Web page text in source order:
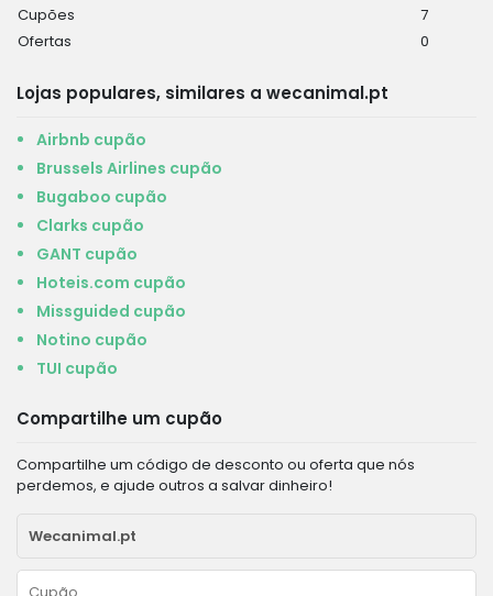
Cupões
7
Ofertas
0
Lojas populares, similares a wecanimal.pt
Airbnb cupão
Brussels Airlines cupão
Bugaboo cupão
Clarks cupão
GANT cupão
Hoteis.com cupão
Missguided cupão
Notino cupão
TUI cupão
Compartilhe um cupão
Compartilhe um código de desconto ou oferta que nós
perdemos, e ajude outros a salvar dinheiro!